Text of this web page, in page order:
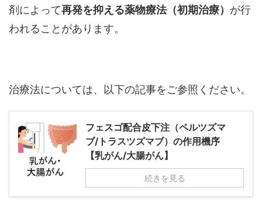
剤によって再発を抑える薬物療法（初期治療） が行
われることがあります。
治療法については、以下の記事をご参照ください。
フェスゴ配合皮下注（ペルツズマ
ブ/トラスツズマブ）の作用機序
【乳がん/大腸がん】
続きを見る